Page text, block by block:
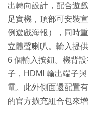
出轉向設計，配合遊
足實機，頂部可安裝
例遊戲海報），同時
立體聲喇叭。輸入提
6 個輸入按鈕。機背
子，HDMI 輸出端子
電。此外側面還配置
的官方擴充組合包來